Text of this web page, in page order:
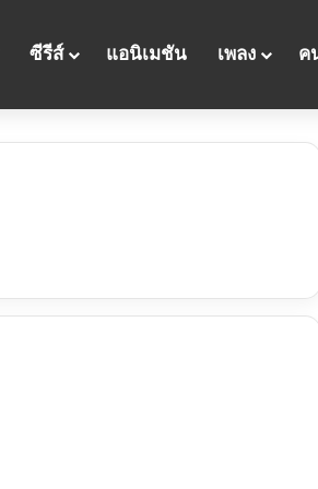
ซีรีส์ แอนิเมชัน เพลง ค